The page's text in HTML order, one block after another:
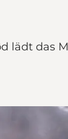
lädt das